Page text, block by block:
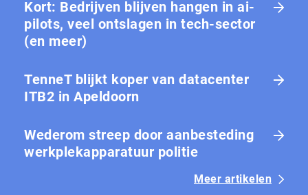
Kort: Bedrijven blijven hangen in ai-
pilots, veel ontslagen in tech-sector
(en meer)
TenneT blijkt koper van datacenter
ITB2 in Apeldoorn
Wederom streep door aanbesteding
werkplekapparatuur politie
Meer artikelen